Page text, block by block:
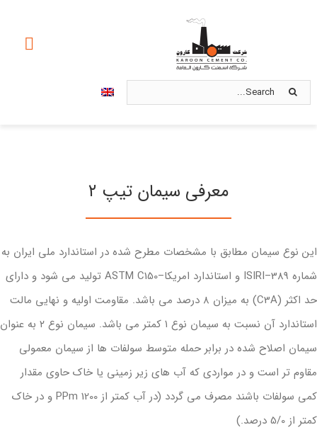
صفحه اصلی
بازاریابی و فروش
امور سهام
اخبار و اطلاعیه ها
طرح توسعه
Search
for:
معرفی سیمان تیپ ۲
این نوع سیمان مطابق با مشخصات مطرح شده در استاندارد ملی ایران به
شماره 389–ISIRI و استاندارد امریکا–ASTM C150 تولید می شود و دارای
حد اکثر (C3A) به میزان ۸ درصد می باشد. مقاومت اولیه و نهایی مالت
استاندارد آن نسبت به سیمان نوع ۱ کمتر می باشد. سیمان نوع ۲ به عنوان
سیمان اصلاح شده در برابر حمله متوسط سولفات ها از سیمان معمولی
مقاوم تر است و در مواردی که آب های زیر زمینی یا خاک حاوی مقدار
کمی سولفات باشند مصرف می گردد (در آب کمتر از 1200 PPm و در خاک
کمتر از 5/0 درصد.)